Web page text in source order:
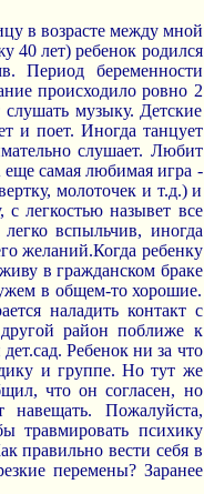
в возрасте между мной
40 лет) ребенок родился
Период беременности
происходило ровно 2
музыку. Детские
и поет. Иногда танцует
слушает. Любит
самая любимая игра -
молоточек и т.д.) и
легкостью назывет все
вспыльчив, иногда
желаний.Когда ребенку
в гражданском браке
в общем-то хорошие.
наладить контакт с
район поближе к
Ребенок ни за что
и группе. Но тут же
что он согласен, но
Пожалуйста,
травмировать психику
правильно вести себя в
перемены? Заранее